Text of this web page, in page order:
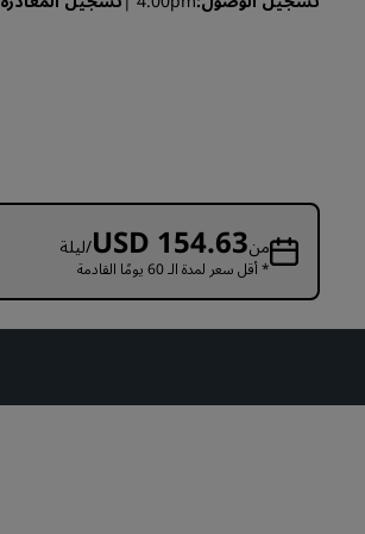
تفضل بزيارة مدونتنا
Radisson Rewards
استكشف برنامج Radisson Rewards
كيفية استخدام النقاط
منUSD 154.63/ليلة
* أقل سعر لمدة الـ 60 يومًا القادمة